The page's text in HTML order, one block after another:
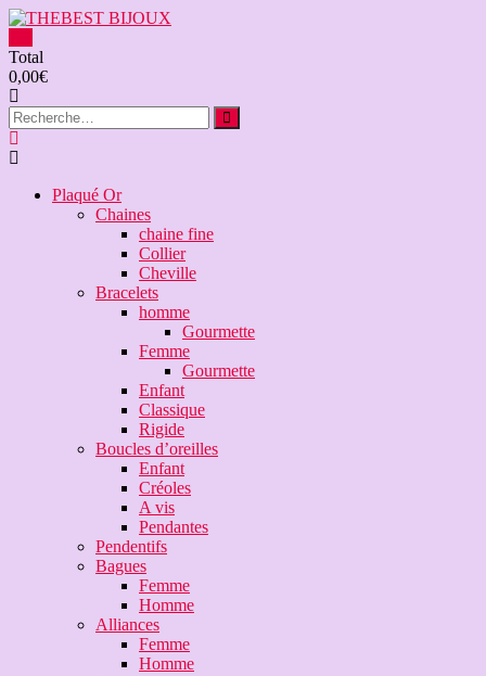
Aller
contenu
THEBEST
BIJOUX
VENTE
BIJOUX
FANTAISIE
Total
0,00€
Plaqué Or
Chaines
chaine fine
Collier
Cheville
Bracelets
homme
Gourmette
Femme
Gourmette
Enfant
Classique
Rigide
Boucles d’oreilles
Enfant
Créoles
A vis
Pendantes
Pendentifs
Bagues
Femme
Homme
Alliances
Femme
Homme